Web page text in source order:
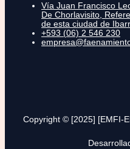
Vía Juan Francisco
De Chorlavisito,
de esta ciudad de
+593 (06) 2 546 230
Copyright © [2025] [EMFI-